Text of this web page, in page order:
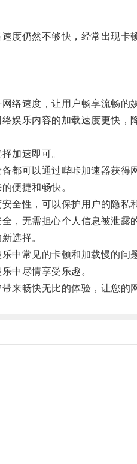
仍然不够快，经常出现卡
速度，让用户畅享流畅的
乐内容的加载速度更快，
加速即可。
可以通过哔咔加速器获得
便捷和畅快。
性，可以保护用户的隐私
无需担心个人信息被泄露的
选择。
常见的卡顿和加载慢的问题
中尽情享受乐趣。
畅快无比的体验，让您的